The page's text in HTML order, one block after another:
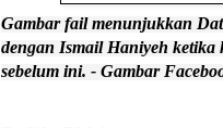
Gambar fail menunjukkan
dengan Ismail Haniyeh ketika
sebelum ini. - Gambar